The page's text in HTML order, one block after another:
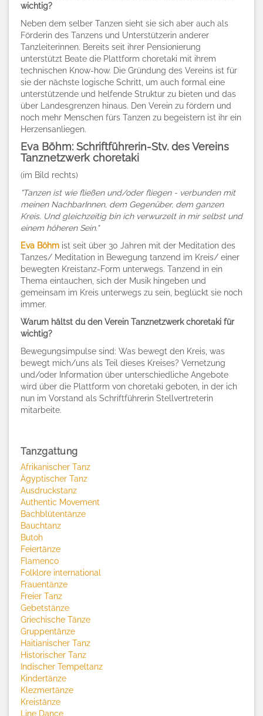
wichtig?
Neben dem selber Tanzen sieht sie sich aber auch als
Förderin des Tanzens und Unterstützerin anderer
Tanzleiterinnen. Bereits seit ihrer Pensionierung
unterstützt Beate die Plattform choretaki mit ihrem
technischen Know-how. Die Gründung des Vereins ist für
sie der nächste logische Schritt, um auch formal eine
unterstützende und helfende Struktur zu bieten und das
über Landesgrenzen hinaus. Den Verein zu fördern und
noch mehr Menschen fürs Tanzen zu begeistern ist ihr ein
Herzensanliegen.
Eva Böhm: Schriftführerin-Stv. des Vereins
Tanznetzwerk choretaki
(im Bild rechts)
"Tanzen ist wie fließen und/oder fliegen - verbunden mit
meinen NachbarInnen, dem Gegenüber, dem ganzen
Kreis. Und gleichzeitig bin ich verwurzelt in mir selbst und
einem höheren Sein."
Eva Böhm ist seit über 30 Jahren mit der Meditation des
Tanzes/ Meditation in Bewegung tanzend im Kreis/ einer
bewegten Kreistanz-Form unterwegs. Tanzend in ein
Thema eintauchen, sich der Musik hingeben und
gemeinsam im Kreis unterwegs zu sein, beglückt sie noch
immer.
Warum hältst du den Verein Tanznetzwerk choretaki für
wichtig?
Bewegungsimpulse sind: Was bewegt den Kreis, was
bewegt mich/uns als Teil dieses Kreises? Vernetzung
und/oder Information über unterschiedliche Angebote
wird über die Plattform von choretaki geboten, in der ich
nun im Vorstand als Schriftführerin Stellvertreterin
mitarbeite.
Tanzgattung
Afrikanischer Tanz
Ägyptischer Tanz
Ausdruckstanz
Authentic Movement
Bachblütentänze
Bauchtanz
Butoh
Feiertänze
Flamenco
Folklore international
Frauentänze
Freier Tanz
Gebetstänze
Griechische Tänze
Gruppentänze
Haitianischer Tanz
Historischer Tanz
Indischer Tempeltanz
Kindertänze
Klezmertänze
Kreistänze
Line Dance